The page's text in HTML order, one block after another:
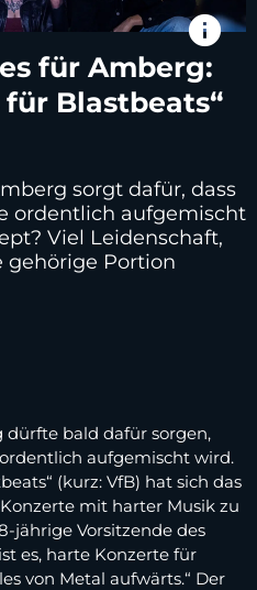
info
für Amberg:
Blastbeats“
sorgt dafür, dass
ordentlich aufgemischt
Viel Leidenschaft,
Portion
dürfte bald dafür sorgen,
aufgemischt wird.
(kurz: VfB) hat sich das
mit harter Musik zu
jährige Vorsitzende des
es, harte Konzerte für
von Metal aufwärts.“ Der